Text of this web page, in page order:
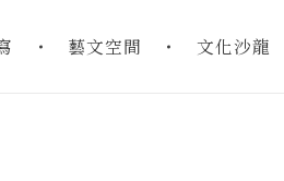
藝文空間 文化沙龍